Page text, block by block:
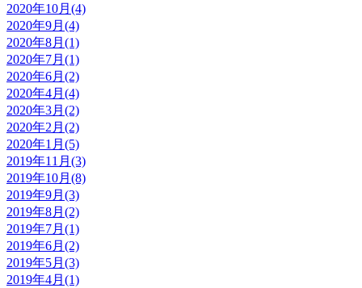
2020年10月(4)
2020年9月(4)
2020年8月(1)
2020年7月(1)
2020年6月(2)
2020年4月(4)
2020年3月(2)
2020年2月(2)
2020年1月(5)
2019年11月(3)
2019年10月(8)
2019年9月(3)
2019年8月(2)
2019年7月(1)
2019年6月(2)
2019年5月(3)
2019年4月(1)